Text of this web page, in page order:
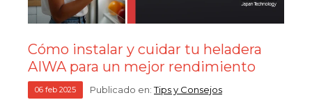
Cómo instalar y cuidar tu heladera
AIWA para un mejor rendimiento
06 feb 2025 Publicado en:Tips y Consejos